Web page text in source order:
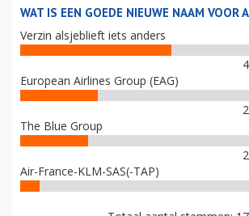
WAT IS EEN GOEDE NIEUWE NAAM VOOR
Verzin alsjeblieft iets anders
European Airlines Group (EAG)
The Blue Group
Air-France-KLM-SAS(-TAP)